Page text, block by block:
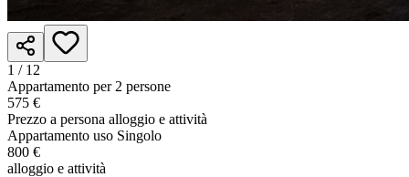
1 / 12
Appartamento per 2 persone
575 €
Prezzo a persona alloggio e attività
Appartamento uso Singolo
800 €
alloggio e attività